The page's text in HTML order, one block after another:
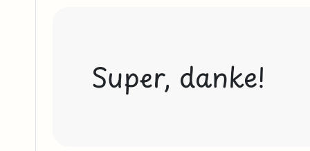
Super, danke!